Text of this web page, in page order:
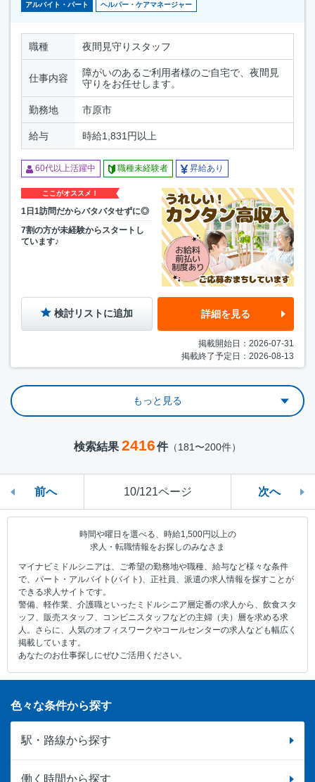
アルバイト・パート ヘルパー・ケアマネージャー
職種 夜間見守りスタッフ
仕事内容
障がいのあるご利用者様のご自宅で、夜間見
守りをお任せします。
勤務地 市原市
給与 時給1,831円以上
60代以上活躍中 職種未経験者 昇給あり
ここがオススメ！
1日1訪問だからバタバタせずに◎
7割の方が未経験からスタートし
ています♪
検討リストに追加 詳細を見る
掲載開始日：2026-07-31
掲載終了予定日：2026-08-13
もっと見る
検索結果 2416件（181〜200件）
前へ 10/121ページ 次へ
時間や曜日を選べる、時給1,500円以上の
求人・転職情報をお探しのみなさま
マイナビミドルシニアは、ご希望の勤務地や職種、給与など様々な条件
で、パート・アルバイト(バイト)、正社員、派遣の求人情報を探すことが
できる求人サイトです。
警備、軽作業、介護職といったミドルシニア層定番の求人から、飲食スタ
ッフ、販売スタッフ、コンビニスタッフなどの主婦（夫）層を求める求
人。さらに、人気のオフィスワークやコールセンターの求人なども幅広く
掲載しています。
あなたのお仕事探しにぜひご活用ください。
色々な条件から探す
駅・路線から探す
働く時間から探す